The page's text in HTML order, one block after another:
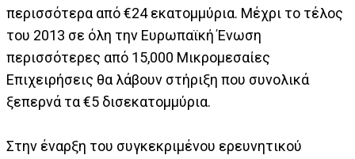
περισσότερα από €24 εκατομμύρια. Μέχρι το τέλος
του 2013 σε όλη την Ευρωπαϊκή Ένωση
περισσότερες από 15,000 Μικρομεσαίες
Επιχειρήσεις θα λάβουν στήριξη που συνολικά
ξεπερνά τα €5 δισεκατομμύρια.
Στην έναρξη του συγκεκριμένου ερευνητικού